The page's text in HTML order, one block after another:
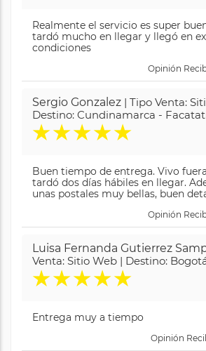
Realmente el servicio es super
tardó mucho en llegar y llegó en
condiciones
Opinión
Sergio Gonzalez | Tipo Venta:
Destino: Cundinamarca -
★★★★★
Buen tiempo de entrega. Vivo
tardó dos días hábiles en llegar.
unas postales muy bellas, buen
Opinión
Luisa Fernanda Gutierrez
Venta: Sitio Web | Destino:
★★★★★
Entrega muy a tiempo
Opinión